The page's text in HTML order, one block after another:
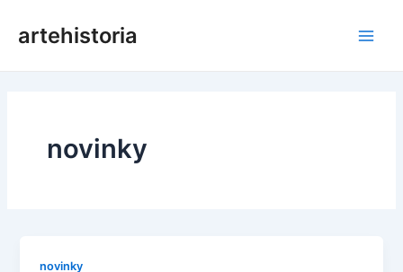
artehistoria
novinky
novinky